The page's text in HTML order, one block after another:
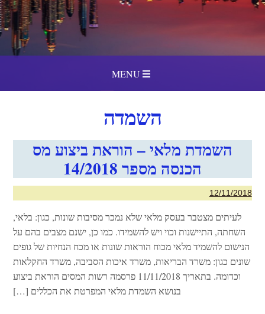
MENU
השמדה
השמדת מלאי – הוראת ביצוע מס
הכנסה מספר 14/2018
12/11/2018
לעיתים מצטבר בעסק מלאי שלא נמכר מסיבות שונות, כגון: בלאי,
השחתה, התיישנות וכוי ויש להשמידו. כמו כן, ישנם מצבים בהם על
הנישום להשמיד מלאי מכוח הוראות שונות או מכח הנחיות של גופים
שונים כגון: משרד הבריאות, משרד איכות הסביבה, משרד החקלאות
וכדומה. בתאריך 11/11/2018 פרסמה רשות המסים הוראת ביצוע
בנושא השמדת מלאי המפרטת את הכללים […]